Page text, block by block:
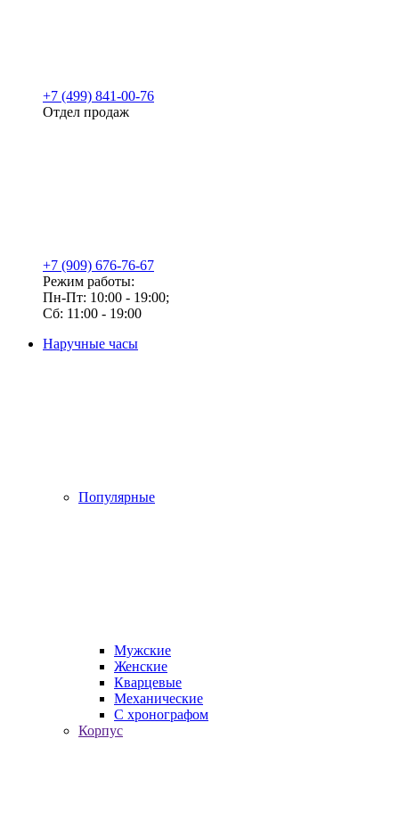
+7 (499) 841-00-76
Отдел продаж
+7 (909) 676-76-67
Режим работы:
Пн-Пт: 10:00 - 19:00;
Сб: 11:00 - 19:00
Наручные часы
Популярные
Мужские
Женские
Кварцевые
Механические
С хронографом
Корпус